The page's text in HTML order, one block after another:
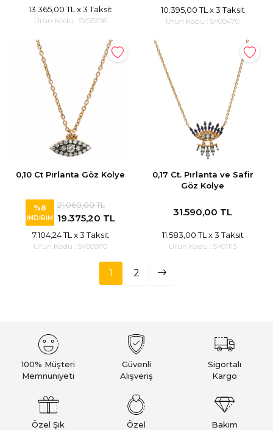
13.365,00 TL x 3 Taksit
Ürün Kodu : SY03296
10.395,00 TL x 3 Taksit
Ürün Kodu : SY00470
0,10 Ct Pırlanta Göz Kolye
%8
İNDİRİM
21.060,00 TL
19.375,20 TL
7.104,24 TL x 3 Taksit
Ürün Kodu : SY00970
0,17 Ct. Pırlanta ve Safir
Göz Kolye
31.590,00 TL
11.583,00 TL x 3 Taksit
Ürün Kodu : SY01113
1 2
100% Müşteri
Memnuniyeti
Güvenli
Alışveriş
Sigortalı
Kargo
Özel Şık
Özel
Bakım